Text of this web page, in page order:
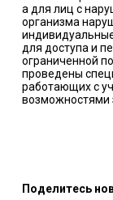
а для лиц с
организма
для доступа и
ограниченной
проведены
работающих с
возможностями
Поделитесь